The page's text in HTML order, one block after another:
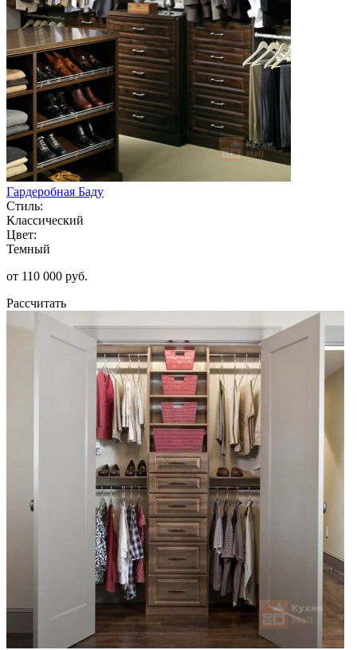
Гардеробная Баду
Стиль:
Классический
Цвет:
Темный
от 110 000 руб.
Рассчитать